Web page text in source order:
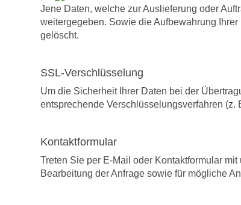
Jene Daten, welche zur Auslieferung oder
weitergegeben. Sowie die Aufbewahrung
gelöscht.
SSL-Verschlüsselung
Um die Sicherheit Ihrer Daten bei der
entsprechende Verschlüsselungsverfahren (z.
Kontaktformular
Treten Sie per E-Mail oder Kontaktformular
Bearbeitung der Anfrage sowie für mögliche